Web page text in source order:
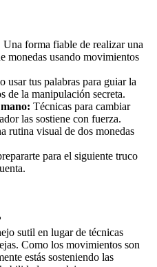
Una forma fiable de realizar una
monedas usando movimientos
usar tus palabras para guiar la
de la manipulación secreta.
Técnicas para cambiar
las sostiene con fuerza.
rutina visual de dos monedas
para el siguiente truco
sutil en lugar de técnicas
Como los movimientos son
estás sosteniendo las